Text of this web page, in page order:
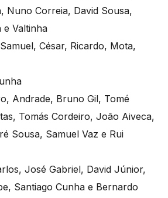
Nuno Correia, David Sousa,
e Valtinha
César, Ricardo, Mota,
Andrade, Bruno Gil, Tomé
Tomás Cordeiro, João Aiveca,
Sousa, Samuel Vaz e Rui
José Gabriel, David Júnior,
Santiago Cunha e Bernardo